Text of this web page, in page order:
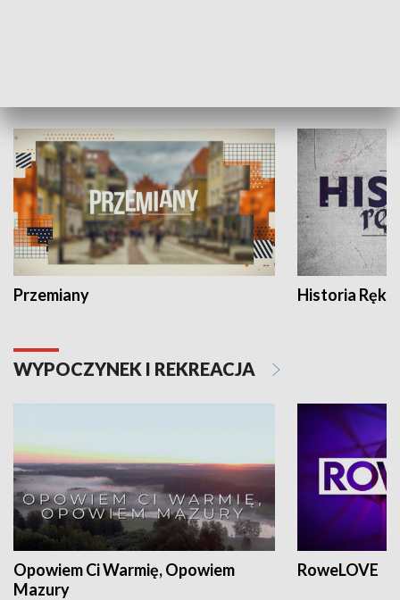
Przemiany Historia Ręką
WYPOCZYNEK I REKREACJA
Opowiem Ci Warmię, Opowiem
Mazury
RoweLOVE